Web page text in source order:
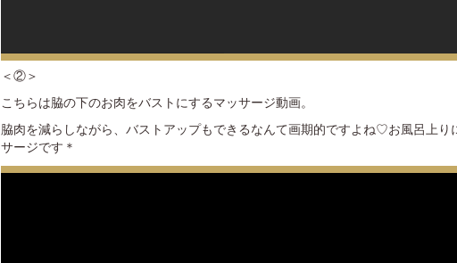
＜②＞
こちらは脇の下のお肉をバストにするマッサージ動画。
脇肉を減らしながら、バストアップもできるなんて画期的ですよね♡お風呂上り
サージです＊